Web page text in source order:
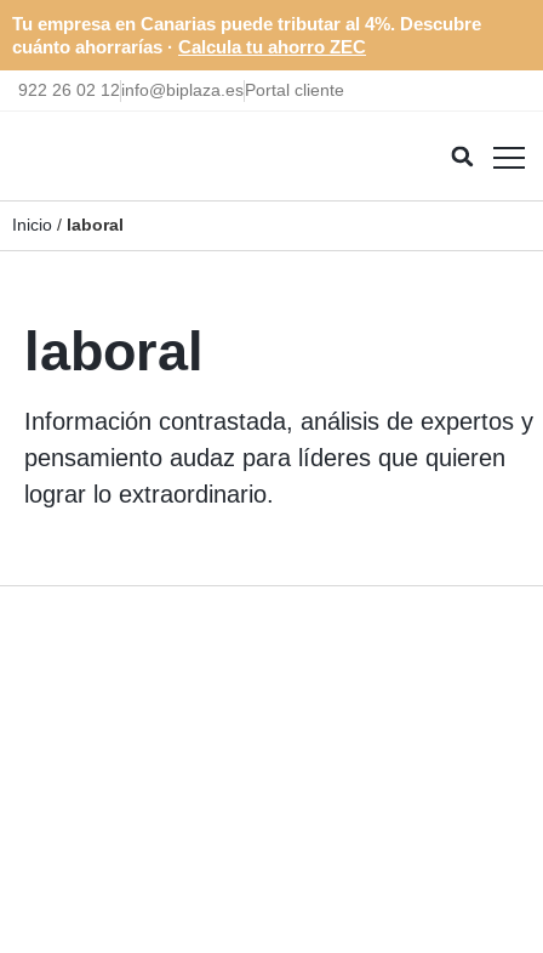
Tu empresa en Canarias puede tributar al 4%. Descubre
cuánto ahorrarías · Calcula tu ahorro ZEC
922 26 02 12info@biplaza.esPortal cliente
Inicio / laboral
laboral
Información contrastada, análisis de expertos y
pensamiento audaz para líderes que quieren
lograr lo extraordinario.